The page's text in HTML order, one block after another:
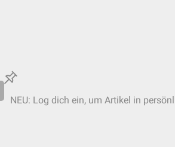
NEU: Log dich ein, um Artikel in